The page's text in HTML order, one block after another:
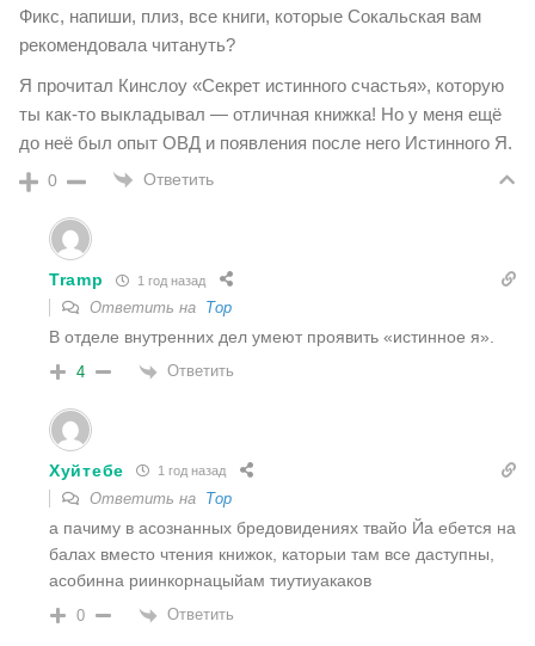
Фикс, напиши, плиз, все книги, которые Сокальская вам
рекомендовала читануть?
Я прочитал Кинслоу «Секрет истинного счастья», которую
ты как-то выкладывал — отличная книжка! Но у меня ещё
до неё был опыт ОВД и появления после него Истинного Я.
0 Ответить
Tramp 1 год назад
Ответить на Тор
В отделе внутренних дел умеют проявить «истинное я».
4 Ответить
Хуйтебе 1 год назад
Ответить на Тор
а пачиму в асознанных бредовидениях твайо Йа ебется на
балах вместо чтения книжок, каторыи там все даступны,
асобинна риинкорнацыйам тиутиуакаков
0 Ответить